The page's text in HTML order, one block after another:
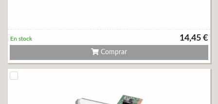
14,45 €
En stock
Comprar